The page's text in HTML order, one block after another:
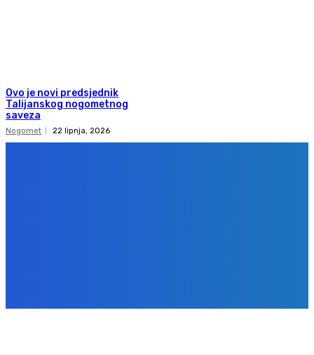
Ovo je novi predsjednik
Talijanskog nogometnog
saveza
Nogomet 22 lipnja, 2026